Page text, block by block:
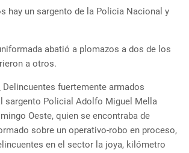
hay un sargento de la Policia Nacional y
abatió a plomazos a dos de los
a otros.
Delincuentes fuertemente armados
sargento Policial Adolfo Miguel Mella
Oeste, quien se encontraba de
sobre un operativo-robo en proceso,
en el sector la joya, kilómetro